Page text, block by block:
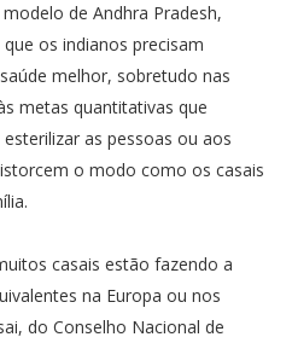
de Andhra Pradesh,
os indianos precisam
melhor, sobretudo nas
metas quantitativas que
as pessoas ou aos
o modo como os casais
casais estão fazendo a
na Europa ou nos
do Conselho Nacional de